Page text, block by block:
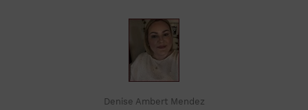
Denise Ambert Mendez